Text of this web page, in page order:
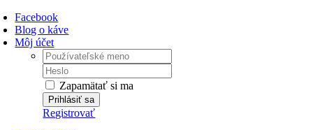
Skip
to
content
Facebook
Blog o káve
Môj účet
Username:
Password:
Zapamätať si ma
Registrovať